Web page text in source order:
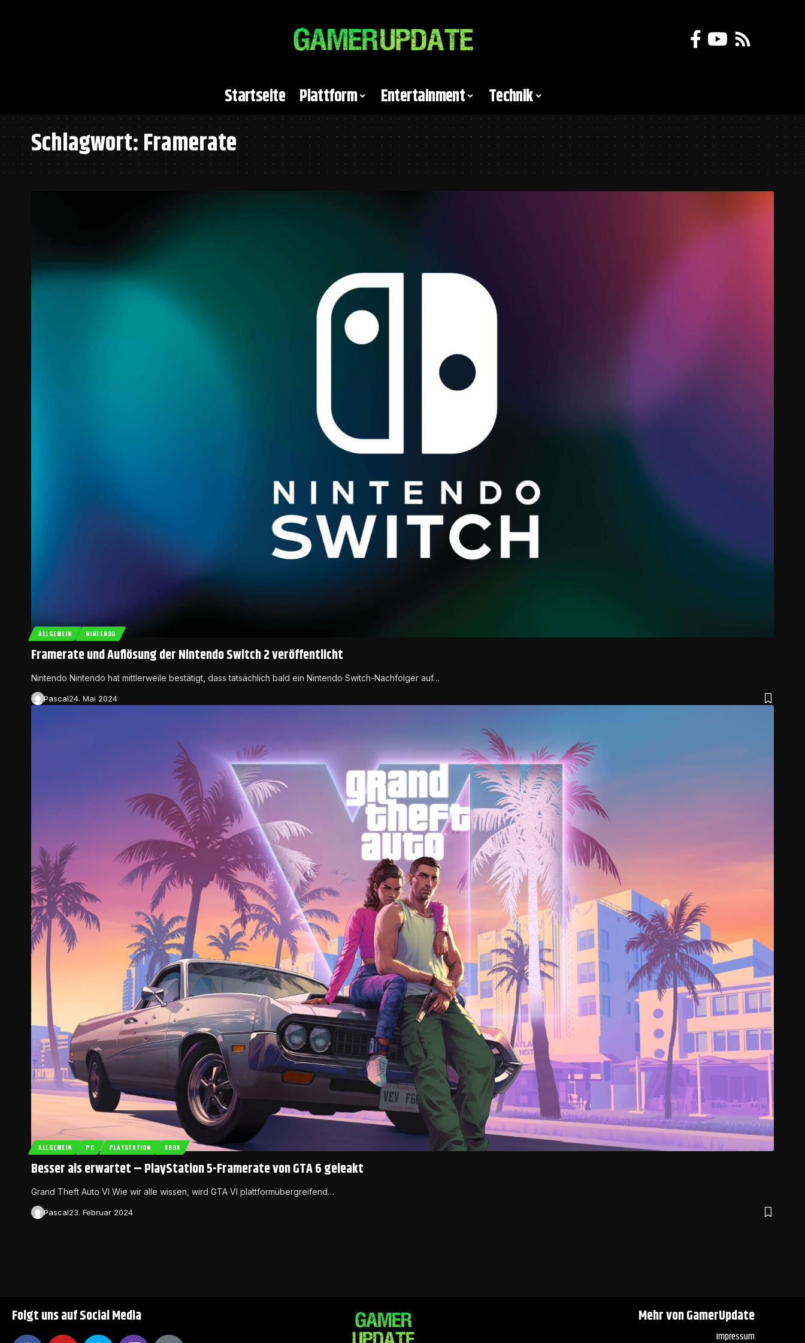
Startseite Plattform Entertainment Technik
Schlagwort:Framerate
ALLGEMEIN NINTENDO
Framerate und Auflösung der Nintendo Switch 2 veröffentlicht
Nintendo Nintendo hat mittlerweile bestätigt, dass tatsächlich bald ein Nintendo Switch-Nachfolger auf…
Pascal24. Mai 2024
ALLGEMEIN PC PLAYSTATION XBOX
Besser als erwartet – PlayStation 5-Framerate von GTA 6 geleakt
Grand Theft Auto VI Wie wir alle wissen, wird GTA VI plattformübergreifend…
Pascal23. Februar 2024
Folgt uns auf Social Media Mehr von GamerUpdate
Impressum